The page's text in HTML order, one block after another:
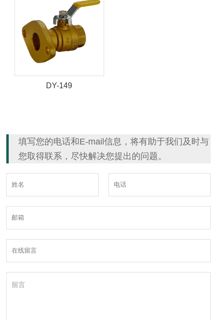
DY-149
填写您的电话和E-mail信息，将有助于我们及时与
您取得联系，尽快解决您提出的问题。